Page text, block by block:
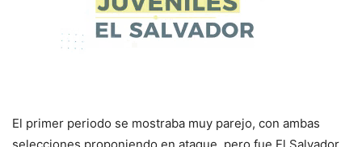
El primer periodo se mostraba muy parejo, con ambas